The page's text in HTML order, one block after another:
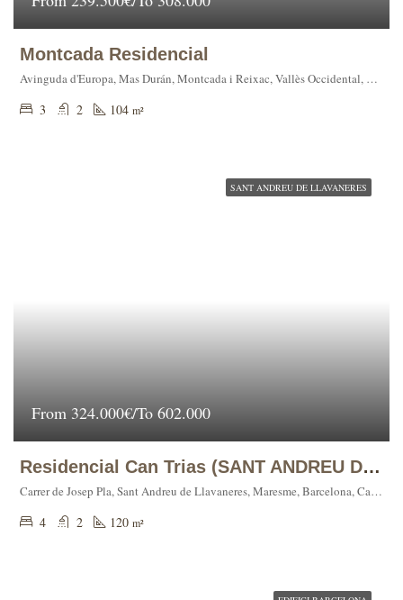
Montcada Residencial
Avinguda d'Europa, Mas Durán, Montcada i Reixac, Vallès Occidental, Barcelona, Catalunya, 08110, España
3 2 104 m²
SANT ANDREU DE LLAVANERES
From 324.000€/To 602.000
Residencial Can Trias (SANT ANDREU DE LLAVANERES)
Carrer de Josep Pla, Sant Andreu de Llavaneres, Maresme, Barcelona, Catalunya, 08392, España
4 2 120 m²